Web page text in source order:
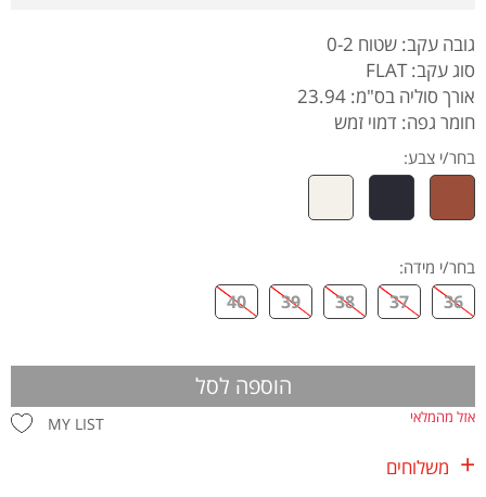
גובה עקב: שטוח 0-2
סוג עקב: FLAT
אורך סוליה בס"מ: 23.94
חומר גפה: דמוי זמש
בחר/י צבע:
בחר/י מידה:
36
37
38
39
40
הוספה לסל
MY LIST אזל מהמלאי
משלוחים